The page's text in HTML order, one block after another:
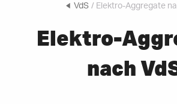
VdS / Elektro-Aggregate
Elektro-
nach